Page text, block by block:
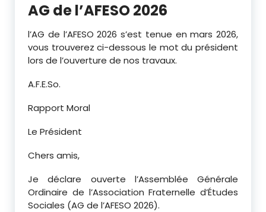
AG de l’AFESO 2026
l’AG de l’AFESO 2026 s’est tenue en mars 2026,
vous trouverez ci-dessous le mot du président
lors de l’ouverture de nos travaux.
A.F.E.So.
Rapport Moral
Le Président
Chers amis,
Je déclare ouverte l’Assemblée Générale
Ordinaire de l’Association Fraternelle d’Études
Sociales (AG de l’AFESO 2026).